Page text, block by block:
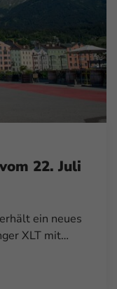
22. Juli
ein neues
XLT mit…